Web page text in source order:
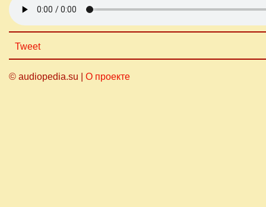
Tweet
© audiopedia.su | О проекте